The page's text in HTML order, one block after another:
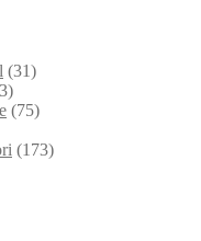
(31)
(75)
(173)